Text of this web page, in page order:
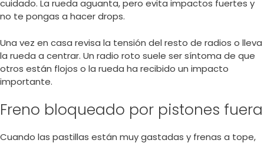
cuidado. La rueda aguanta, pero evita impactos fuertes y
no te pongas a hacer drops.
Una vez en casa revisa la tensión del resto de radios o lleva
la rueda a centrar. Un radio roto suele ser síntoma de que
otros están flojos o la rueda ha recibido un impacto
importante.
Freno bloqueado por pistones fuera
Cuando las pastillas están muy gastadas y frenas a tope,